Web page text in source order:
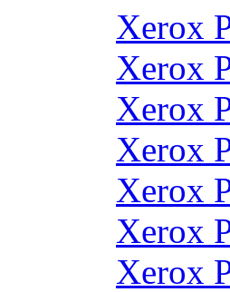
Xerox
Xerox
Xerox
Xerox
Xerox
Xerox
Xerox